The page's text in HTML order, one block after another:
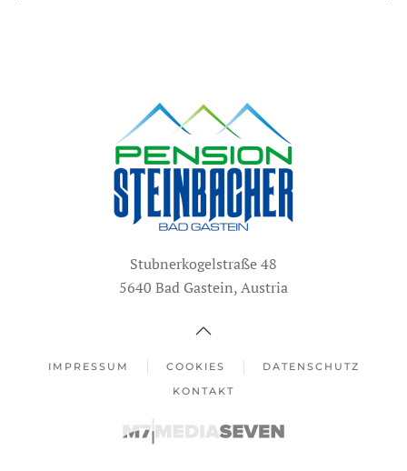
Stubnerkogelstraße 48
5640 Bad Gastein, Austria
IMPRESSUM COOKIES
DATENSCHUTZ
KONTAKT